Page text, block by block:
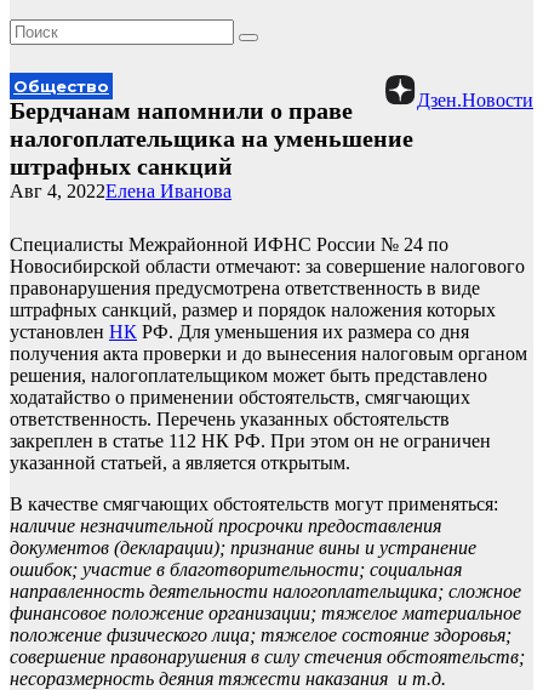
Дзен.Новости
Общество
Бердчанам напомнили о праве
налогоплательщика на уменьшение
штрафных санкций
Елена Иванова
Авг 4, 2022
Специалисты Межрайонной ИФНС России № 24 по
Новосибирской области отмечают: за совершение налогового
правонарушения предусмотрена ответственность в виде
штрафных санкций, размер и порядок наложения которых
установлен НК РФ. Для уменьшения их размера со дня
получения акта проверки и до вынесения налоговым органом
решения, налогоплательщиком может быть представлено
ходатайство о применении обстоятельств, смягчающих
ответственность. Перечень указанных обстоятельств
закреплен в статье 112 НК РФ. При этом он не ограничен
указанной статьей, а является открытым.
В качестве смягчающих обстоятельств могут применяться:
наличие незначительной просрочки предоставления
документов (декларации); признание вины и устранение
ошибок; участие в благотворительности; социальная
направленность деятельности налогоплательщика; сложное
финансовое положение организации; тяжелое материальное
положение физического лица; тяжелое состояние здоровья;
совершение правонарушения в силу стечения обстоятельств;
несоразмерность деяния тяжести наказания и т.д.